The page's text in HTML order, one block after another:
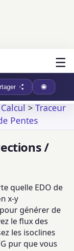
☰
Calcul>Traceur
Pentes
/
quelle EDO de
x-y
générer de
le flux des
les isoclines
pur que vous